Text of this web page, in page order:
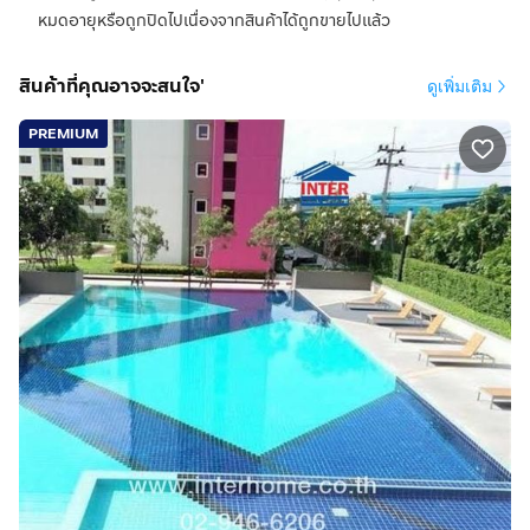
หมดอายุหรือถูกปิดไปเนื่องจากสินค้าได้ถูกขายไปแล้ว
สินค้าที่คุณอาจจะสนใจ' ดูเพิ่มเติม
PREMIUM